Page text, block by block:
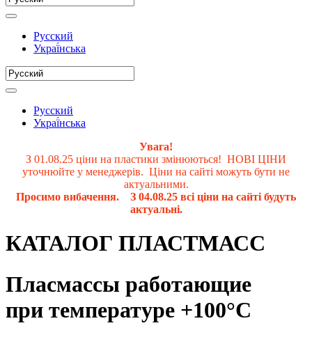
Русский
Украї́нська
Русский
Украї́нська
Увага!
З 01.08.25 ціни на пластики змінюються! НОВІ ЦІНИ
уточнюйте у менеджерів. Ціни на сайті можуть бути не
актуальними.
Просимо вибачення. З 04.08.25 всі ціни на сайті будуть
актуальні.
КАТАЛОГ ПЛАСТМАСС
Пласмассы работающие
при температуре +100°С